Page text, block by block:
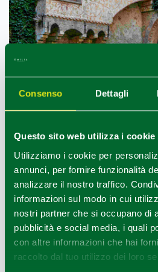
Consenso Dettagli
Questo sito web utilizza i cookie
Utilizziamo i cookie per
annunci, per fornire funzionalità
analizzare il nostro traffico.
informazioni sul modo in cui
nostri partner che si occupano di
pubblicità e social media, i quali
con altre informazioni che hai
raccolto dal tuo utilizzo dei loro
Vigolzone (PC),
1/3
COME ARRIVARE
+